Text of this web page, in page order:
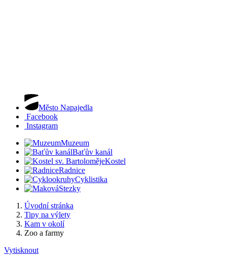
Město Napajedla
Facebook
Instagram
Muzeum
Baťův kanál
Kostel
Radnice
Cyklistika
Stezky
Úvodní stránka
Tipy na výlety
Kam v okolí
Zoo a farmy
Vytisknout